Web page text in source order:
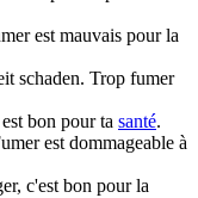
est mauvais pour la
schaden. Trop fumer
bon pour ta santé.
est dommageable à
c'est bon pour la